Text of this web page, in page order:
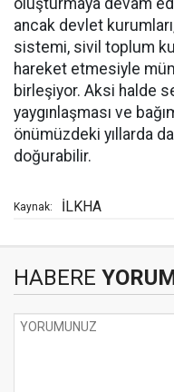
oluşturmaya devam
ancak devlet
sistemi, sivil toplum
hareket etmesiyle
birleşiyor. Aksi halde
yaygınlaşması ve
önümüzdeki yıllarda
doğurabilir.
Kaynak: İLKHA
HABERE